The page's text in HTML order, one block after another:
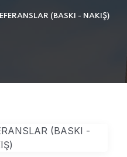
(BASKI - NAKIŞ)